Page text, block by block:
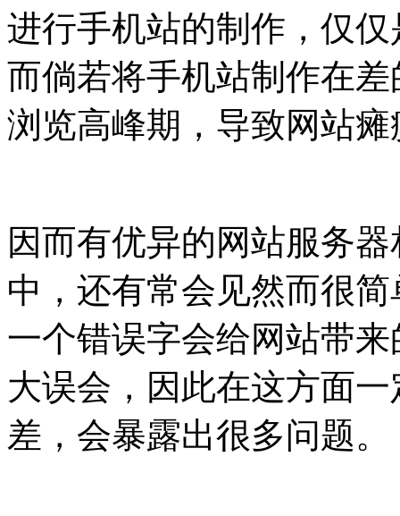
进行手机站的制作，仅
而倘若将手机站制作在
浏览高峰期，导致网站瘫
因而有优异的网站服务
中，还有常会见然而很
一个错误字会给网站带
大误会，因此在这方面
差，会暴露出很多问题。